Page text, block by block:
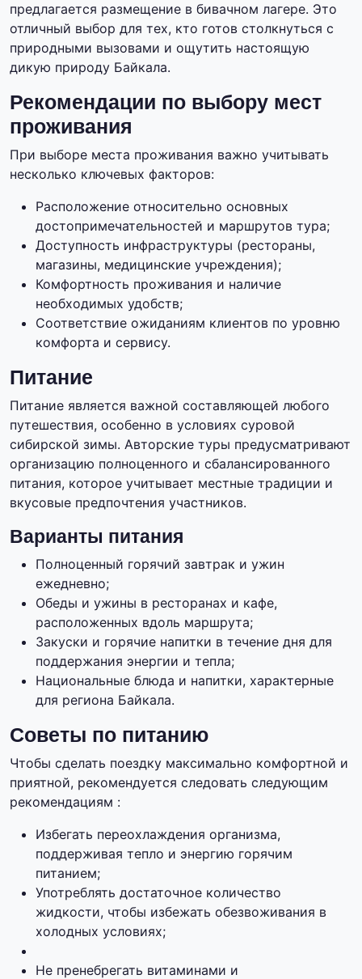
предлагается размещение в бивачном лагере. Это
отличный выбор для тех, кто готов столкнуться с
природными вызовами и ощутить настоящую
дикую природу Байкала.
Рекомендации по выбору мест
проживания
При выборе места проживания важно учитывать
несколько ключевых факторов:
Расположение относительно основных
достопримечательностей и маршрутов тура;
Доступность инфраструктуры (рестораны,
магазины, медицинские учреждения);
Комфортность проживания и наличие
необходимых удобств;
Соответствие ожиданиям клиентов по уровню
комфорта и сервису.
Питание
Питание является важной составляющей любого
путешествия, особенно в условиях суровой
сибирской зимы. Авторские туры предусматривают
организацию полноценного и сбалансированного
питания, которое учитывает местные традиции и
вкусовые предпочтения участников.
Варианты питания
Полноценный горячий завтрак и ужин
ежедневно;
Обеды и ужины в ресторанах и кафе,
расположенных вдоль маршрута;
Закуски и горячие напитки в течение дня для
поддержания энергии и тепла;
Национальные блюда и напитки, характерные
для региона Байкала.
Советы по питанию
Чтобы сделать поездку максимально комфортной и
приятной, рекомендуется следовать следующим
рекомендациям :
Избегать переохлаждения организма,
поддерживая тепло и энергию горячим
питанием;
Употреблять достаточное количество
жидкости, чтобы избежать обезвоживания в
холодных условиях;
Не пренебрегать витаминами и